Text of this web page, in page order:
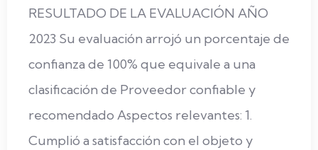
RESULTADO DE LA EVALUACIÓN AÑO
2023 Su evaluación arrojó un porcentaje de
confianza de 100% que equivale a una
clasificación de Proveedor confiable y
recomendado Aspectos relevantes: 1.
Cumplió a satisfacción con el objeto y